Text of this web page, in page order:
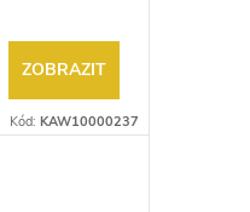
ZOBRAZIT
Kód: KAW10000237